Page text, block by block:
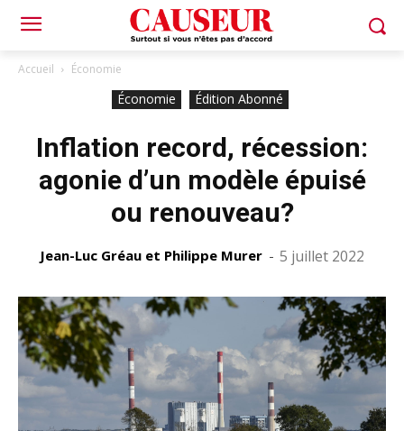
Accueil Économie
Économie Édition Abonné
Inflation record, récession:
agonie d’un modèle épuisé
ou renouveau?
Jean-Luc Gréau et Philippe Murer - 5 juillet 2022